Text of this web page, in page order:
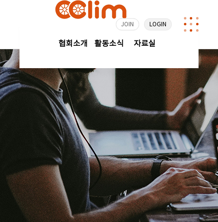
협회소개 활동소식 자료실
JOIN LOGIN